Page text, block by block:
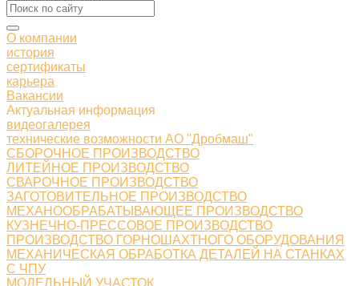
О компании
история
сертификаты
карьера
Вакансии
Актуальная информация
видеогалерея
технические возможности АО "Дробмаш"
СБОРОЧНОЕ ПРОИЗВОДСТВО
ЛИТЕЙНОЕ ПРОИЗВОДСТВО
СВАРОЧНОЕ ПРОИЗВОДСТВО
ЗАГОТОВИТЕЛЬНОЕ ПРОИЗВОДСТВО
МЕХАНООБРАБАТЫВАЮЩЕЕ ПРОИЗВОДСТВО
КУЗНЕЧНО-ПРЕССОВОЕ ПРОИЗВОДСТВО
ПРОИЗВОДСТВО ГОРНОШАХТНОГО ОБОРУДОВАНИЯ
МЕХАНИЧЕСКАЯ ОБРАБОТКА ДЕТАЛЕЙ НА СТАНКАХ
С ЧПУ
МОДЕЛЬНЫЙ УЧАСТОК